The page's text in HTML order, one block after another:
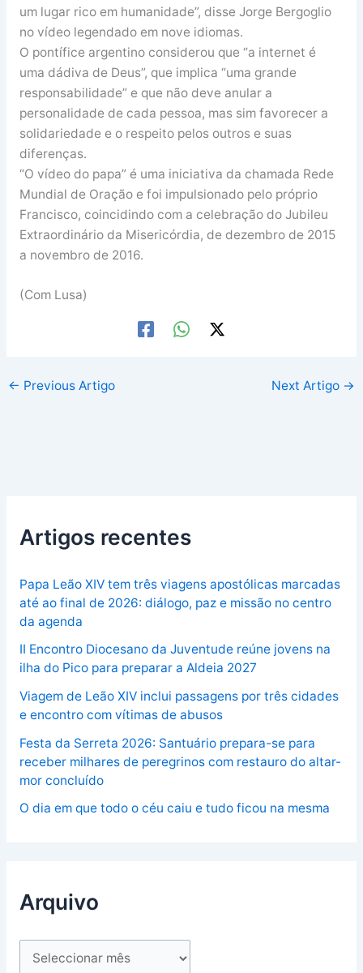
um lugar rico em humanidade”, disse Jorge Bergoglio
no vídeo legendado em nove idiomas.
O pontífice argentino considerou que “a internet é
uma dádiva de Deus”, que implica “uma grande
responsabilidade” e que não deve anular a
personalidade de cada pessoa, mas sim favorecer a
solidariedade e o respeito pelos outros e suas
diferenças.
“O vídeo do papa” é uma iniciativa da chamada Rede
Mundial de Oração e foi impulsionado pelo próprio
Francisco, coincidindo com a celebração do Jubileu
Extraordinário da Misericórdia, de dezembro de 2015
a novembro de 2016.
(Com Lusa)
← Previous Artigo Next Artigo →
Artigos recentes
Papa Leão XIV tem três viagens apostólicas marcadas
até ao final de 2026: diálogo, paz e missão no centro
da agenda
II Encontro Diocesano da Juventude reúne jovens na
ilha do Pico para preparar a Aldeia 2027
Viagem de Leão XIV inclui passagens por três cidades
e encontro com vítimas de abusos
Festa da Serreta 2026: Santuário prepara-se para
receber milhares de peregrinos com restauro do altar-
mor concluído
O dia em que todo o céu caiu e tudo ficou na mesma
Arquivo